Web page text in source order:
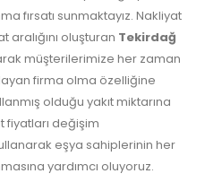
fırsatı sunmaktayız. Nakliyat
aralığını oluşturan Tekirdağ
müşterilerimize her zaman
firma olma özelliğine
olduğu yakıt miktarına
fiyatları değişim
eşya sahiplerinin her
yardımcı oluyoruz.